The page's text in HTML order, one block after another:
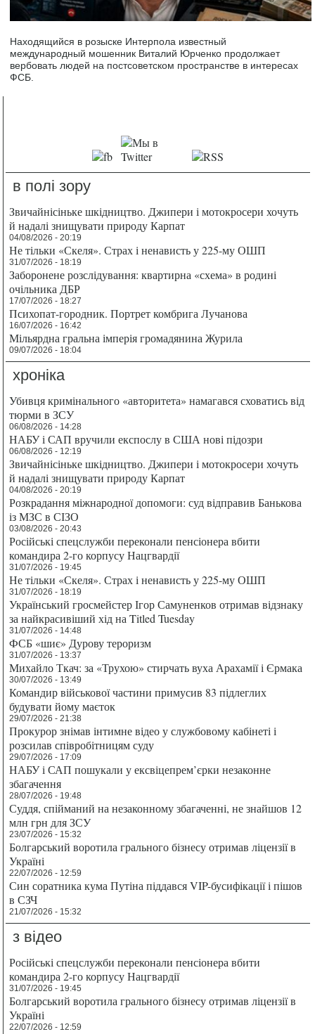
Находящийся в розыске Интерпола известный
международный мошенник Виталий Юрченко продолжает
вербовать людей на постсоветском пространстве в интересах
ФСБ.
в полі зору
Звичайнісіньке шкідництво. Джипери і мотокросери хочуть
й надалі знищувати природу Карпат
04/08/2026 - 20:19
Не тільки «Скеля». Страх і ненависть у 225-му ОШП
31/07/2026 - 18:19
Заборонене розслідування: квартирна «схема» в родині
очільника ДБР
17/07/2026 - 18:27
Психопат-городник. Портрет комбрига Лучанова
16/07/2026 - 16:42
Мільярдна гральна імперія громадянина Журила
09/07/2026 - 18:04
хроніка
Убивця кримінального «авторитета» намагався сховатись від
тюрми в ЗСУ
06/08/2026 - 14:28
НАБУ і САП вручили експослу в США нові підозри
06/08/2026 - 12:19
Звичайнісіньке шкідництво. Джипери і мотокросери хочуть
й надалі знищувати природу Карпат
04/08/2026 - 20:19
Розкрадання міжнародної допомоги: суд відправив Банькова
із МЗС в СІЗО
03/08/2026 - 20:43
Російські спецслужби переконали пенсіонера вбити
командира 2-го корпусу Нацгвардії
31/07/2026 - 19:45
Не тільки «Скеля». Страх і ненависть у 225-му ОШП
31/07/2026 - 18:19
Український гросмейстер Ігор Самуненков отримав відзнаку
за найкрасивіший хід на Titled Tuesday
31/07/2026 - 14:48
ФСБ «шиє» Дурову тероризм
31/07/2026 - 13:37
Михайло Ткач: за «Трухою» стирчать вуха Арахамії і Єрмака
30/07/2026 - 13:49
Командир військової частини примусив 83 підлеглих
будувати йому маєток
29/07/2026 - 21:38
Прокурор знімав інтимне відео у службовому кабінеті і
розсилав співробітницям суду
29/07/2026 - 17:09
НАБУ і САП пошукали у ексвіцепрем’єрки незаконне
збагачення
28/07/2026 - 19:48
Суддя, спійманий на незаконному збагаченні, не знайшов 12
млн грн для ЗСУ
23/07/2026 - 15:32
Болгарський воротила грального бізнесу отримав ліцензії в
Україні
22/07/2026 - 12:59
Син соратника кума Путіна піддався VIP-бусифікації і пішов
в СЗЧ
21/07/2026 - 15:32
з відео
Російські спецслужби переконали пенсіонера вбити
командира 2-го корпусу Нацгвардії
31/07/2026 - 19:45
Болгарський воротила грального бізнесу отримав ліцензії в
Україні
22/07/2026 - 12:59